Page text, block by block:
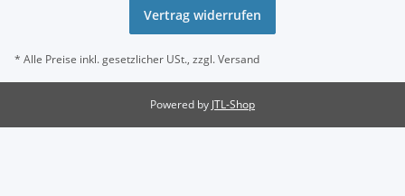
Vertrag widerrufen
* Alle Preise inkl. gesetzlicher USt., zzgl.Versand
Powered by JTL-Shop